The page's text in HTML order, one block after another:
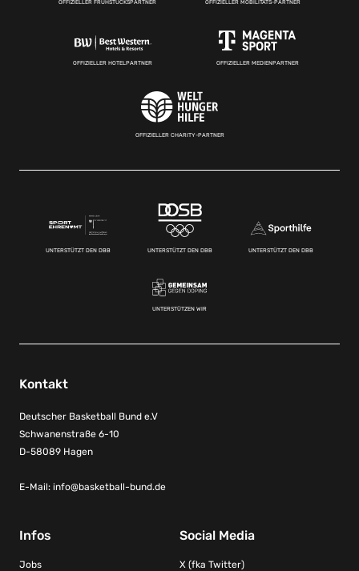
OFFIZIELLER FRÜHSTÜCKSPARTNER OFFIZIELLER MOBILITÄTS-PARTNER
OFFIZIELLER HOTELPARTNER OFFIZIELLER MEDIENPARTNER
OFFIZIELLER CHARITY-PARTNER
UNTERSTÜTZT DEN DBB UNTERSTÜTZT DEN DBB UNTERSTÜTZT DEN DBB
UNTERSTÜTZEN WIR
Kontakt
Deutscher Basketball Bund e.V
Schwanenstraße 6-10
D-58089 Hagen
E-Mail: info@basketball-bund.de
Infos
Jobs
Social Media
X (fka Twitter)